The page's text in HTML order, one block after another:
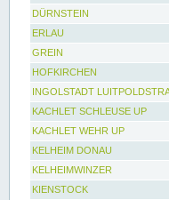
DÜRNSTEIN
ERLAU
GREIN
HOFKIRCHEN
INGOLSTADT
KACHLET SCHLEUSE UP
KACHLET WEHR UP
KELHEIM DONAU
KELHEIMWINZER
KIENSTOCK